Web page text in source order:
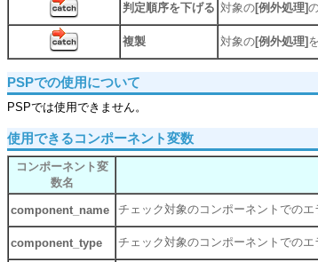
判定順序を下げる 対象の[例外処理]
複製 対象の[例外処理]
PSPでの使用について
PSPでは使用できません。
使用できるコンポーネント変数
コンポーネント変
数名
component_name チェック対象のコンポーネントでの
component_type チェック対象のコンポーネントでの